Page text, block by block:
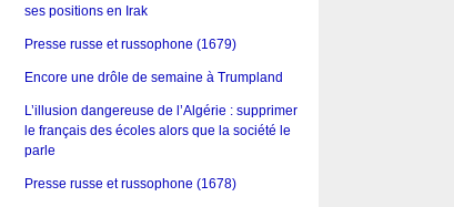
ses positions en Irak
Presse russe et russophone (1679)
Encore une drôle de semaine à Trumpland
L’illusion dangereuse de l’Algérie : supprimer
le français des écoles alors que la société le
parle
Presse russe et russophone (1678)